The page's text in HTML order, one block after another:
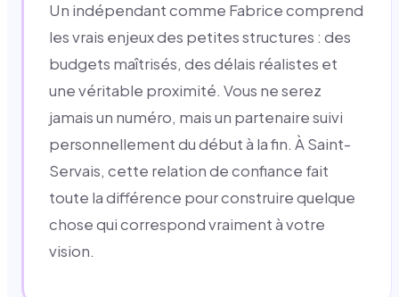
Un indépendant comme Fabrice comprend
les vrais enjeux des petites structures : des
budgets maîtrisés, des délais réalistes et
une véritable proximité. Vous ne serez
jamais un numéro, mais un partenaire suivi
personnellement du début à la fin. À Saint-
Servais, cette relation de confiance fait
toute la différence pour construire quelque
chose qui correspond vraiment à votre
vision.